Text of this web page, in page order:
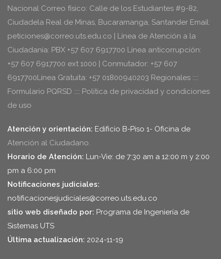
Nacional Correo físico: Calle de los Estudiantes #9-82,
Ciudadela Real de Minas, Bucaramanga, Santander Email:
peticiones@correo.uts.edu.co | Línea de Atención a la
Ciudadanía: PBX +57 607 6917700 Línea anticorrupción:
+57 607 6917700 ext 1000 | Conmutador: +57 607
6917700Línea Gratuita: +57 01800940203 Regionales ::::
Formulario PQRSD :::: Política de privacidad y condiciones
de uso
Atención y orientación: Edificio B-Piso 1- Oficina de
Atención al Ciudadano.
Horario de Atención: Lun-Vie: de 7:30 am a 12:00 m y 2:00
pm a 6:00 pm
Notificaciones judiciales:
notificacionesjudiciales@correo.uts.edu.co
sitio web diseñado por: Programa de Ingeniería de
Sistemas UTS
Última actualización: 2024-11-19